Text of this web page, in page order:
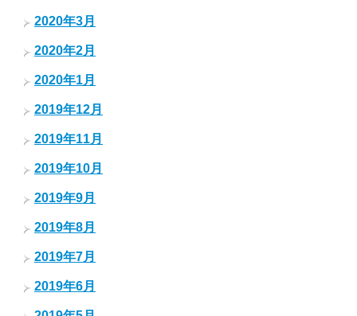
2020年3月
2020年2月
2020年1月
2019年12月
2019年11月
2019年10月
2019年9月
2019年8月
2019年7月
2019年6月